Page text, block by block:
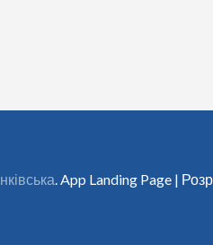
. App Landing Page |